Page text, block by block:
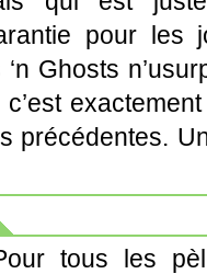
pour les
Ghosts
précédentes.
tous les